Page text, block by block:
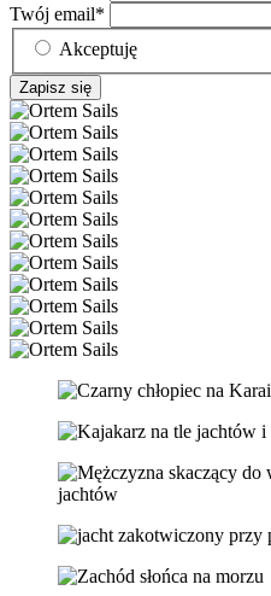
Twój email*
Akceptuję
Zapisz się